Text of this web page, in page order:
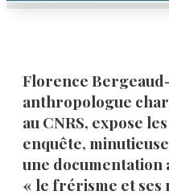
Florence
anthropologue
au CNRS, expose
enquête,
une documentation
« le frérisme et ses